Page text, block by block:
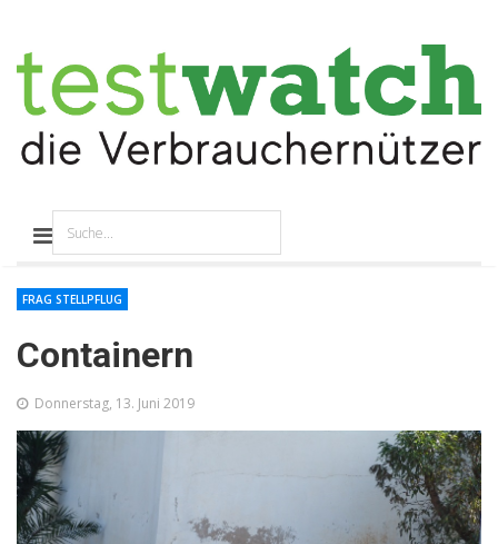
Containern
FRAG STELLPFLUG
Donnerstag, 13. Juni 2019